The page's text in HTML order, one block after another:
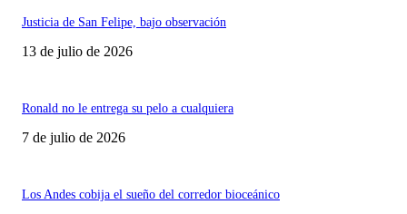
Justicia de San Felipe, bajo observación
13 de julio de 2026
Ronald no le entrega su pelo a cualquiera
7 de julio de 2026
Los Andes cobija el sueño del corredor bioceánico